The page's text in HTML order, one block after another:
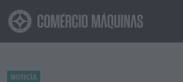
NOTICÍA